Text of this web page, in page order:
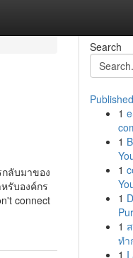
ลับมาของ
รับองค์กร
connect
Search
1
1
1
1
1
ทำ
1 I